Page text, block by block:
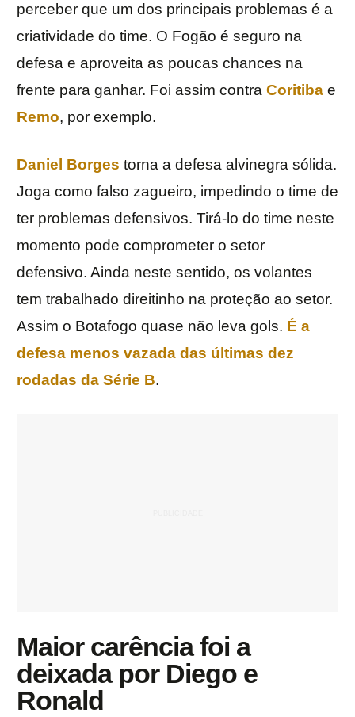
perceber que um dos principais problemas é a
criatividade do time. O Fogão é seguro na
defesa e aproveita as poucas chances na
frente para ganhar. Foi assim contra Coritiba e
Remo, por exemplo.
Daniel Borges torna a defesa alvinegra sólida.
Joga como falso zagueiro, impedindo o time de
ter problemas defensivos. Tirá-lo do time neste
momento pode comprometer o setor
defensivo. Ainda neste sentido, os volantes
tem trabalhado direitinho na proteção ao setor.
Assim o Botafogo quase não leva gols. É a
defesa menos vazada das últimas dez
rodadas da Série B.
Maior carência foi a
deixada por Diego e
Ronald